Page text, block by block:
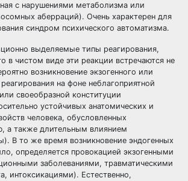
с нарушениями метаболизма или
аберраций). Очень характерен для
синдром психического автоматизма.
выделяемые типы реагирования,
в чистом виде эти реакции встречаются не
возникновение экзогенного или
на фоне неблагоприятной
своеобразной конституции
устойчивых анатомических и
человека, обусловленных
а также длительным влиянием
В то же время возникновение эндогенных
определяется провокацией экзогенными
заболеваниями, травматическими
интоксикациями). Естественно,